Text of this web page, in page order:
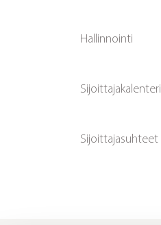
Hallinnointi
Sijoittajakalenteri
Sijoittajasuhteet